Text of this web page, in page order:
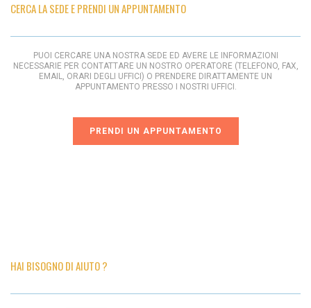
CERCA LA SEDE E PRENDI UN APPUNTAMENTO
PUOI CERCARE UNA NOSTRA SEDE ED AVERE LE INFORMAZIONI
NECESSARIE PER CONTATTARE UN NOSTRO OPERATORE (TELEFONO, FAX,
EMAIL, ORARI DEGLI UFFICI) O PRENDERE DIRATTAMENTE UN
APPUNTAMENTO PRESSO I NOSTRI UFFICI.
PRENDI UN APPUNTAMENTO
HAI BISOGNO DI AIUTO ?